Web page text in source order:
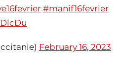
#manif16fevrier
February 16, 2023